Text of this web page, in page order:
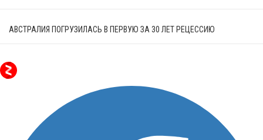
АВСТРАЛИЯ ПОГРУЗИЛАСЬ В ПЕРВУЮ ЗА 30 ЛЕТ РЕЦЕССИЮ